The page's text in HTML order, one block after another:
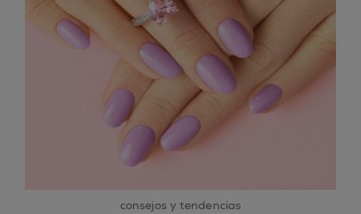
consejos y tendencias